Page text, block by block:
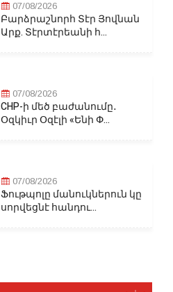
07/08/2026
Բարձրաշնորհ Տէր Յովնան
Արք. Տէրտէրեանի հ...
07/08/2026
CHP-ի մեծ բաժանումը․
Օզկիւր Օզէլի «Ենի Փ...
07/08/2026
Ֆութպոլը մանուկներուն կը
սորվեցնէ հանդու...